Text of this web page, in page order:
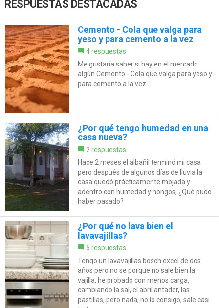
RESPUESTAS DESTACADAS
Cemento - Cola que valga para
yeso y para cemento a la vez
4 respuestas
Me gustaría saber si hay en el mercado
algún Cemento - Cola que valga para yeso y
para cemento a la vez...
¿Por qué tengo humedad en una
casa nueva?
2 respuestas
Hace 2 meses el albañil terminó mi casa
pero después de algunos días de lluvia la
casa quedó prácticamente mojada y
adentro con humedad y hongos, ¿Qué pudo
haber pasado?
¿Por qué no lava bien el
lavavajillas?
5 respuestas
Tengo un lavavajillas bosch excel de dos
años pero no se porque no sale bien la
vajilla, he probado con menos carga,
cambiando la sal, el abrillantador, las
pastillas, pero nada, no lo consigo, sale casi